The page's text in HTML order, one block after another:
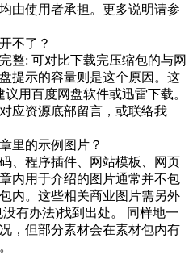
由使用者承担。更多说明请参
不了？
整: 可对比下载完压缩包的与网
提示的容量则是这个原因。这
用百度网盘软件或迅雷下载。
应资源底部留言，或联络我
里的示例图片？
、程序插件、网站模板、网页
内用于介绍的图片通常并不包
内。这些相关商业图片需另外
有办法)找到出处。 同样地一
，但部分素材会在素材包内有